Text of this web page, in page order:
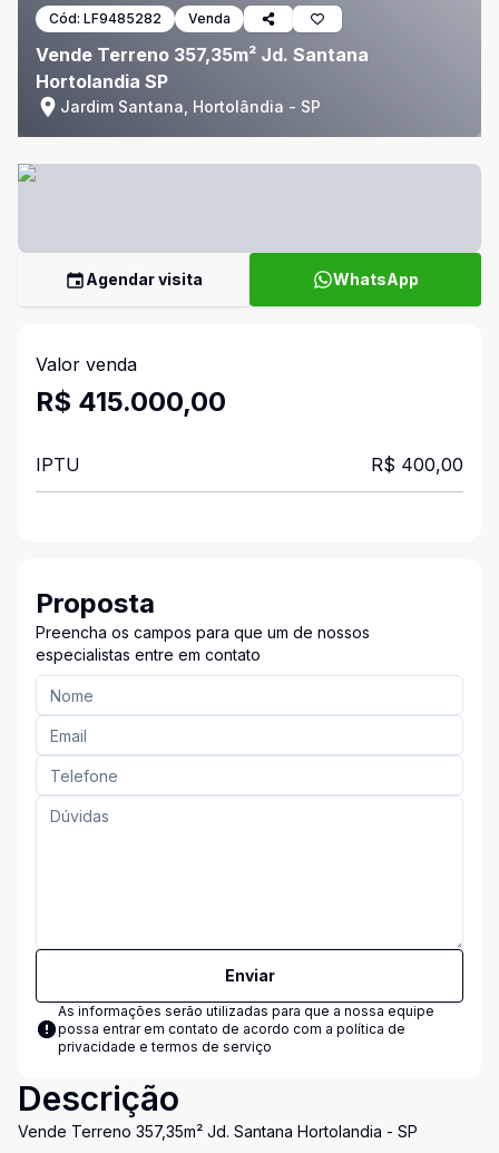
Cód: LF9485282 Venda
Vende Terreno 357,35m² Jd. Santana
Hortolandia SP
Jardim Santana, Hortolândia - SP
Agendar visita WhatsApp
Valor venda
R$ 415.000,00
IPTU R$ 400,00
Proposta
Preencha os campos para que um de nossos
especialistas entre em contato
Enviar
As informações serão utilizadas para que a nossa equipe
possa entrar em contato de acordo com a política de
privacidade e termos de serviço
Descrição
Vende Terreno 357,35m² Jd. Santana Hortolandia - SP